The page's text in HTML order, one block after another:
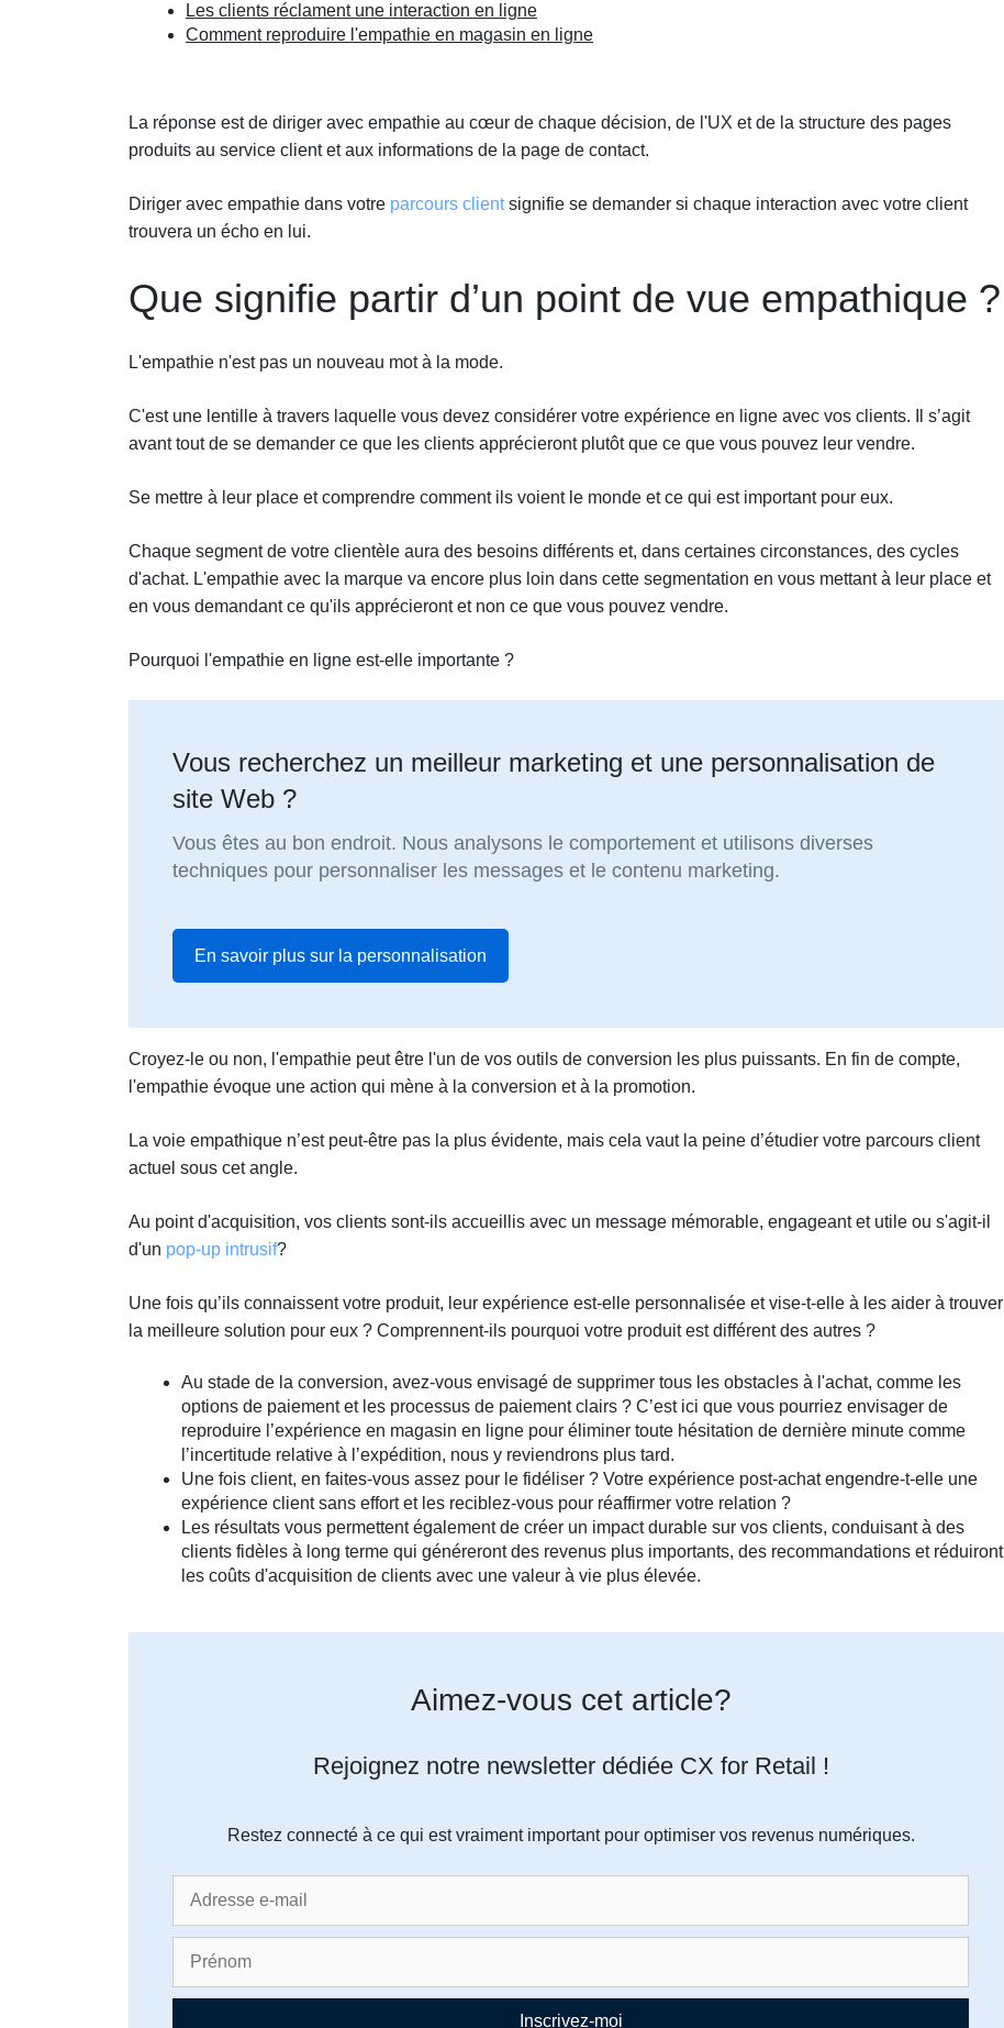
Les clients réclament une interaction en ligne
Comment reproduire l'empathie en magasin en ligne
La réponse est de diriger avec empathie au cœur de chaque décision, de l'UX et de la structure des pages
produits au service client et aux informations de la page de contact.
Diriger avec empathie dans votre parcours clientsignifie se demander si chaque interaction avec votre client
trouvera un écho en lui.
Que signifie partir d’un point de vue empathique ?
L'empathie n'est pas un nouveau mot à la mode.
C'est une lentille à travers laquelle vous devez considérer votre expérience en ligne avec vos clients. Il s’agit
avant tout de se demander ce que les clients apprécieront plutôt que ce que vous pouvez leur vendre.
Se mettre à leur place et comprendre comment ils voient le monde et ce qui est important pour eux.
Chaque segment de votre clientèle aura des besoins différents et, dans certaines circonstances, des cycles
d'achat. L'empathie avec la marque va encore plus loin dans cette segmentation en vous mettant à leur place et
en vous demandant ce qu'ils apprécieront et non ce que vous pouvez vendre.
Pourquoi l'empathie en ligne est-elle importante ?
Vous recherchez un meilleur marketing et une personnalisation de
site Web ?
Vous êtes au bon endroit. Nous analysons le comportement et utilisons diverses
techniques pour personnaliser les messages et le contenu marketing.
En savoir plus sur la personnalisation
Croyez-le ou non, l'empathie peut être l'un de vos outils de conversion les plus puissants. En fin de compte,
l'empathie évoque une action qui mène à la conversion et à la promotion.
La voie empathique n’est peut-être pas la plus évidente, mais cela vaut la peine d’étudier votre parcours client
actuel sous cet angle.
Au point d'acquisition, vos clients sont-ils accueillis avec un message mémorable, engageant et utile ou s'agit-il
d'un pop-up intrusif?
Une fois qu’ils connaissent votre produit, leur expérience est-elle personnalisée et vise-t-elle à les aider à trouver
la meilleure solution pour eux ? Comprennent-ils pourquoi votre produit est différent des autres ?
Au stade de la conversion, avez-vous envisagé de supprimer tous les obstacles à l'achat, comme les
options de paiement et les processus de paiement clairs ? C’est ici que vous pourriez envisager de
reproduire l’expérience en magasin en ligne pour éliminer toute hésitation de dernière minute comme
l’incertitude relative à l’expédition, nous y reviendrons plus tard.
Une fois client, en faites-vous assez pour le fidéliser ? Votre expérience post-achat engendre-t-elle une
expérience client sans effort et les reciblez-vous pour réaffirmer votre relation ?
Les résultats vous permettent également de créer un impact durable sur vos clients, conduisant à des
clients fidèles à long terme qui généreront des revenus plus importants, des recommandations et réduiront
les coûts d'acquisition de clients avec une valeur à vie plus élevée.
Aimez-vous cet article?
Rejoignez notre newsletter dédiée CX for Retail !
Restez connecté à ce qui est vraiment important pour optimiser vos revenus numériques.
Inscrivez-moi